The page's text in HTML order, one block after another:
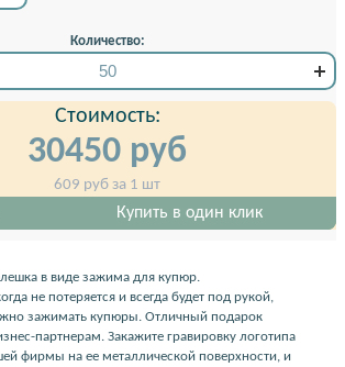
Количество:
Стоимость:
30450 руб
609 руб за 1 шт
Купить в один клик
в виде зажима для купюр.
не потеряется и всегда будет под рукой,
зажимать купюры. Отличный подарок
партнерам. Закажите гравировку логотипа
фирмы на ее металлической поверхности, и